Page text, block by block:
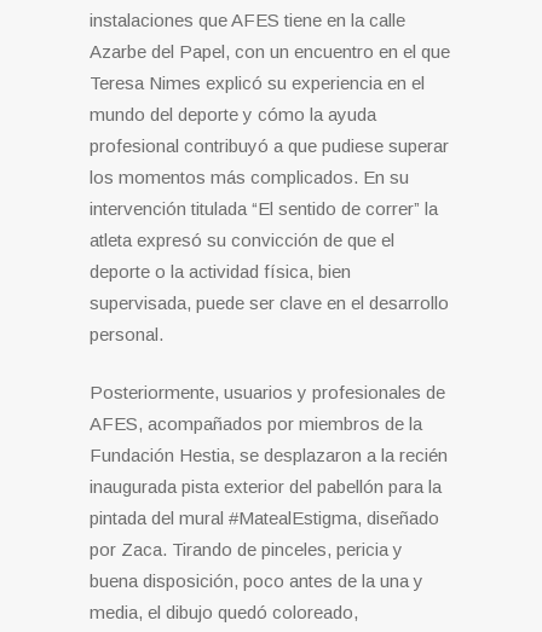
instalaciones que AFES tiene en la calle
Azarbe del Papel, con un encuentro en el que
Teresa Nimes explicó su experiencia en el
mundo del deporte y cómo la ayuda
profesional contribuyó a que pudiese superar
los momentos más complicados. En su
intervención titulada “El sentido de correr” la
atleta expresó su convicción de que el
deporte o la actividad física, bien
supervisada, puede ser clave en el desarrollo
personal.
Posteriormente, usuarios y profesionales de
AFES, acompañados por miembros de la
Fundación Hestia, se desplazaron a la recién
inaugurada pista exterior del pabellón para la
pintada del mural #MatealEstigma, diseñado
por Zaca. Tirando de pinceles, pericia y
buena disposición, poco antes de la una y
media, el dibujo quedó coloreado,